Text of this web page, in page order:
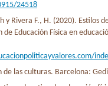
24518
Rivera F., H. (2020). Estilos
de Educación Física en
las culturas. Barcelona: